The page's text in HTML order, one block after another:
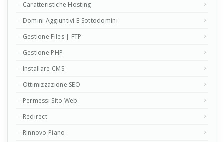
– Caratteristiche Hosting
– Domini Aggiuntivi E Sottodomini
– Gestione Files | FTP
– Gestione PHP
– Installare CMS
– Ottimizzazione SEO
– Permessi Sito Web
– Redirect
– Rinnovo Piano